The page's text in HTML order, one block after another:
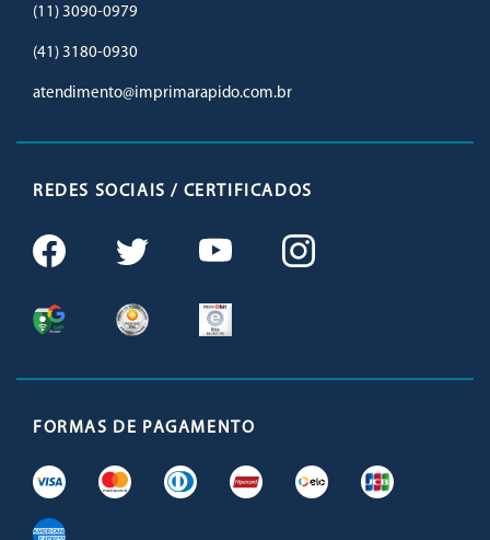
(11) 3090-0979
(41) 3180-0930
atendimento@imprimarapido.com.br
REDES SOCIAIS / CERTIFICADOS
FORMAS DE PAGAMENTO